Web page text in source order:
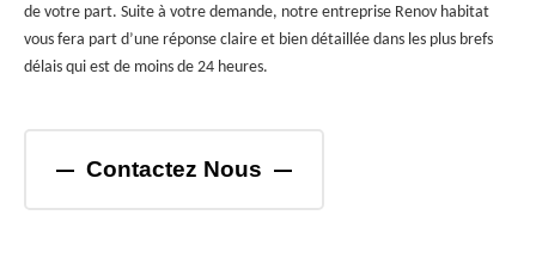
de votre part. Suite à votre demande, notre entreprise Renov habitat
vous fera part d’une réponse claire et bien détaillée dans les plus brefs
délais qui est de moins de 24 heures.
Contactez Nous